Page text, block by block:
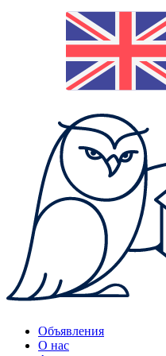
Объявления
О нас